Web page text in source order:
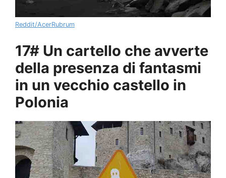
Reddit/AcerRubrum
17# Un cartello che avverte
della presenza di fantasmi
in un vecchio castello in
Polonia